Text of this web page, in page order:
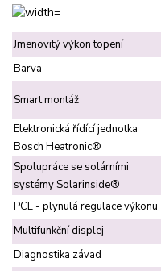
Jmenovitý výkon topení
Barva
Smart montáž
Elektronická řídící jednotka
Bosch Heatronic®
Spolupráce se solárními
systémy Solarinside®
PCL - plynulá regulace výkonu
Multifunkční displej
Diagnostika závad